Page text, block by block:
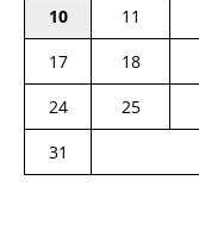
10
11
17
18
24
25
31